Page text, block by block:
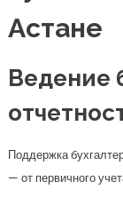
Астане
Ведение
Поддержка
— от первичного